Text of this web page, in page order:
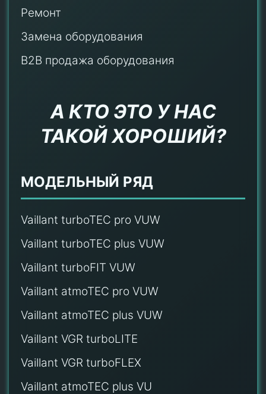
Ремонт
Замена оборудования
B2B продажа оборудования
А КТО ЭТО У НАС
ТАКОЙ ХОРОШИЙ?
МОДЕЛЬНЫЙ РЯД
Vaillant turboTEC pro VUW
Vaillant turboTEC plus VUW
Vaillant turboFIT VUW
Vaillant atmoTEC pro VUW
Vaillant atmoTEC plus VUW
Vaillant VGR turboLITE
Vaillant VGR turboFLEX
Vaillant atmoTEC plus VU